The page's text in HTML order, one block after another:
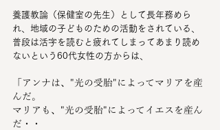
養護教論（保健室の先生）として長年務めら
れ、地域の子どものための活動をされている、
普段は活字を読むと疲れてしまってあまり読め
ないという60代女性の方からは、
「アンナは、"光の受胎"によってマリアを産
んだ。
マリアも、"光の受胎"によってイエスを産ん
だ・・